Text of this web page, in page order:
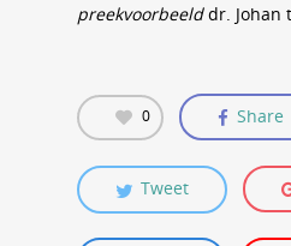
preekvoorbeelddr. Johan
0 Share
Tweet